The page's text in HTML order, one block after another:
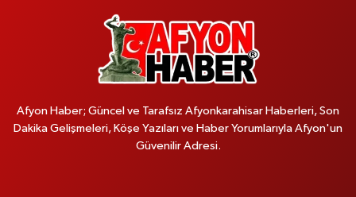
Afyon Haber; Güncel ve Tarafsız Afyonkarahisar Haberleri, Son
Dakika Gelişmeleri, Köşe Yazıları ve Haber Yorumlarıyla Afyon'un
Güvenilir Adresi.